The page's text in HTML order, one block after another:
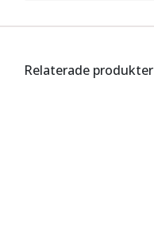
Relaterade produkter